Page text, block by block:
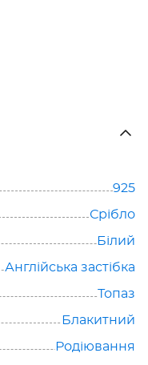
925
Срібло
Білий
Англійська застібка
Топаз
Блакитний
Родіювання